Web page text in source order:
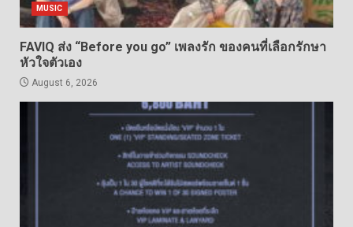
MUSIC
FAVIQ ส่ง “Before you go” เพลงรัก ของคนที่เลือกรักษา
หัวใจตัวเอง
August 6, 2026